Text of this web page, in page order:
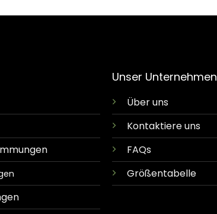
Unser Unternehmen
Über uns
Kontaktiere uns
FAQs
Größentabelle